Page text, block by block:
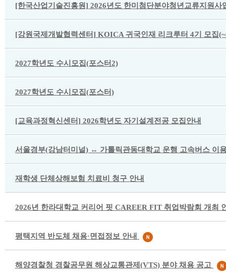
[한국산업기술진흥원] 2026년도 한미첨단분야청년교류지원사
[강원국제개발협력센터] KOICA 귀국인재 리크루터 4기 모집
2027학년도 수시모집(포스터2)
2027학년도 수시모집(포스터)
[교육과정혁신센터] 2026학년도 자기설계전공 모집안내
서울경부(강남터미널) ↔ 가톨릭관동대학교 운행 고속버스 이
재학생 단체상해보험 치료비 청구 안내
2026년 한라대학교 커리어 핏 CAREER FIT 취업박람회 개최
평택지역 반도체 채용·면접정보 안내
해양경찰청 경찰공무원 해상교통관제(VTS) 분야 채용 공고